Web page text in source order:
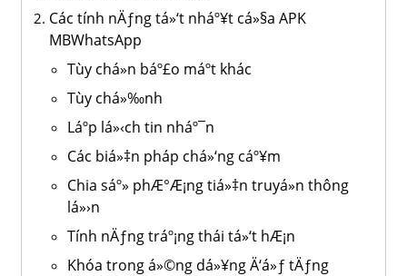
Các tính nÄƒng tá»‘t nháº¥t cá»§a APK
MBWhatsApp
Tùy chá»n báº£o máº­t khác
Tùy chá»‰nh
Láº­p lá»‹ch tin nháº¯n
Các biá»‡n pháp chá»‘ng cáº¥m
Chia sáº» phÆ°Æ¡ng tiá»‡n truyá»n thông
lá»›n
Tính nÄƒng tráº¡ng thái tá»‘t hÆ¡n
Khóa trong á»©ng dá»¥ng Ä‘á»ƒ tÄƒng